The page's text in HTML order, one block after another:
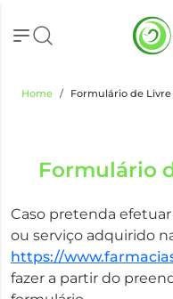
Home Formulário de Livre
Formulário
Caso pretenda
ou serviço adquirido
https://
fazer a partir do